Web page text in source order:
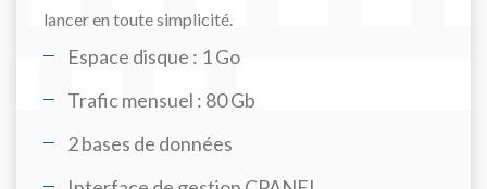
lancer en toute simplicité.
Espace disque : 1 Go
Trafic mensuel : 80 Gb
2 bases de données